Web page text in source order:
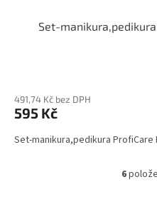
Set-
491,74 Kč bez DPH
595 Kč
Set-manikura,pedikura ProfiCare
6